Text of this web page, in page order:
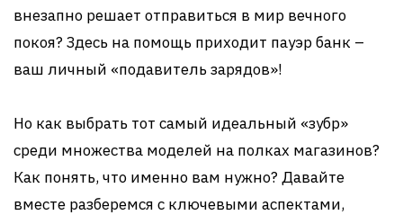
внезапно решает отправиться в мир вечного
покоя? Здесь на помощь приходит пауэр банк –
ваш личный «подавитель зарядов»!
Но как выбрать тот самый идеальный «зубр»
среди множества моделей на полках магазинов?
Как понять, что именно вам нужно? Давайте
вместе разберемся с ключевыми аспектами,